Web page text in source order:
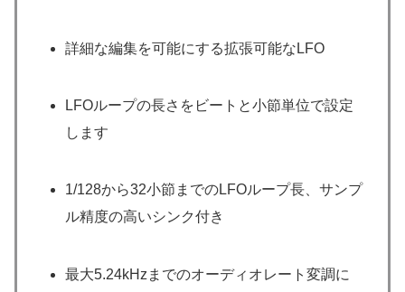
詳細な編集を可能にする拡張可能なLFO
LFOループの長さをビートと小節単位で設定
します
1/128から32小節までのLFOループ長、サンプ
ル精度の高いシンク付き
最大5.24kHzまでのオーディオレート変調に